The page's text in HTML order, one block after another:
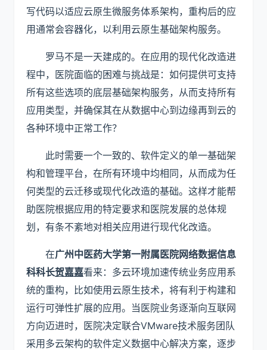
写代码以适应云原生微服务体系架构，重构后的应
用通常会容器化，以利用云原生基础架构服务。
罗马不是一天建成的。在应用的现代化改造进
程中，医院面临的困难与挑战是：如何提供可支持
所有这些选项的底层基础架构服务，从而支持所有
应用类型，并确保其在从数据中心到边缘再到云的
各种环境中正常工作？
此时需要一个一致的、软件定义的单一基础架
构和管理平台，在所有环境中均相同，从而成为任
何类型的云迁移或现代化改造的基础。这样才能帮
助医院根据应用的特定要求和医院发展的总体规
划，有条不紊地对相关应用进行现代化改造。
在广州中医药大学第一附属医院网络数据信息
科科长贺嘉嘉看来：多云环境加速传统业务应用系
统的重构，比如使用云原生技术，将有利于构建和
运行可弹性扩展的应用。当医院业务逐渐向互联网
方向迈进时，医院决定联合VMware技术服务团队
采用多云架构的软件定义数据中心解决方案，逐步